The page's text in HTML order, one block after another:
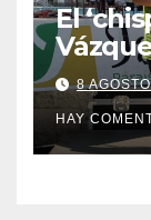
El
se
8
HAY